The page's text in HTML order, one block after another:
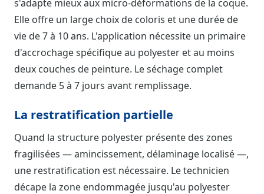
s'adapte mieux aux micro-déformations de la coque.
Elle offre un large choix de coloris et une durée de
vie de 7 à 10 ans. L'application nécessite un primaire
d'accrochage spécifique au polyester et au moins
deux couches de peinture. Le séchage complet
demande 5 à 7 jours avant remplissage.
La restratification partielle
Quand la structure polyester présente des zones
fragilisées — amincissement, délaminage localisé —,
une restratification est nécessaire. Le technicien
décape la zone endommagée jusqu'au polyester